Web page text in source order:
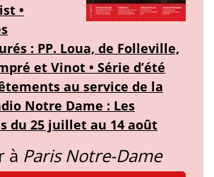
•
: PP. Loua, de Folleville,
et Vinot • Série d’été
au service de la
Notre Dame : Les
du 25 juillet au 14 août
à Paris Notre-Dame